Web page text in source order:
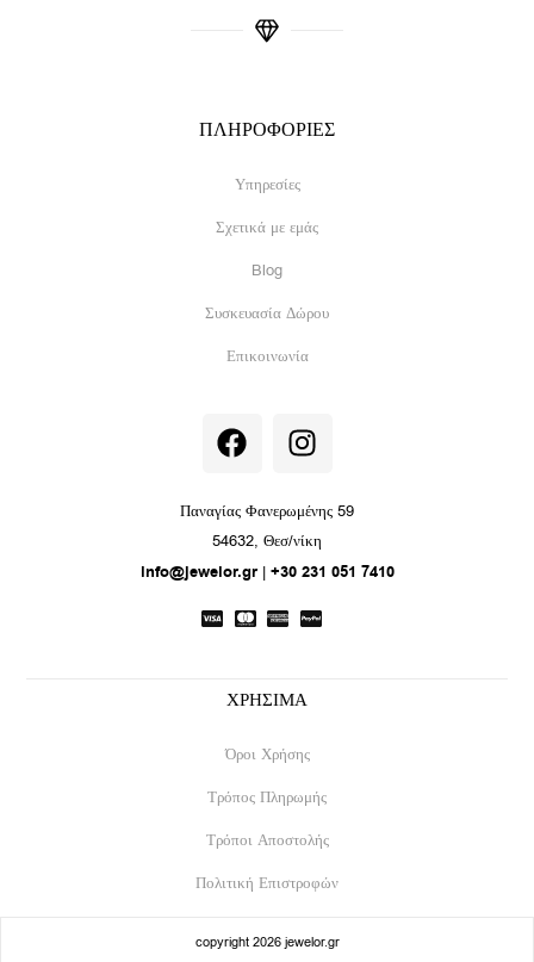
ΠΛΗΡΟΦΟΡΙΕΣ
Υπηρεσίες
Σχετικά με εμάς
Blog
Συσκευασία Δώρου
Επικοινωνία
F
a
e
b
o
o
k
I
n
t
a
g
r
a
Παναγίας Φανερωμένης 59
54632, Θεσ/νίκη
info@jewelor.gr| +30 231 051 7410
ΧΡΗΣΙΜΑ
Όροι Χρήσης
Τρόπος Πληρωμής
Τρόποι Αποστολής
Πολιτική Επιστροφών
copyright 2026 jewelor.gr